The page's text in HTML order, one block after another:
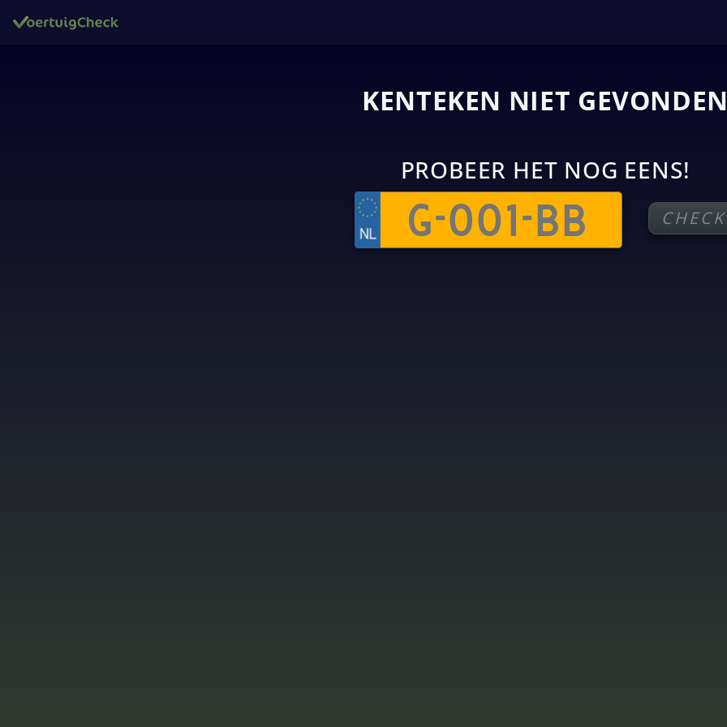
KENTEKEN NIET GEVONDEN
PROBEER HET NOG EENS!